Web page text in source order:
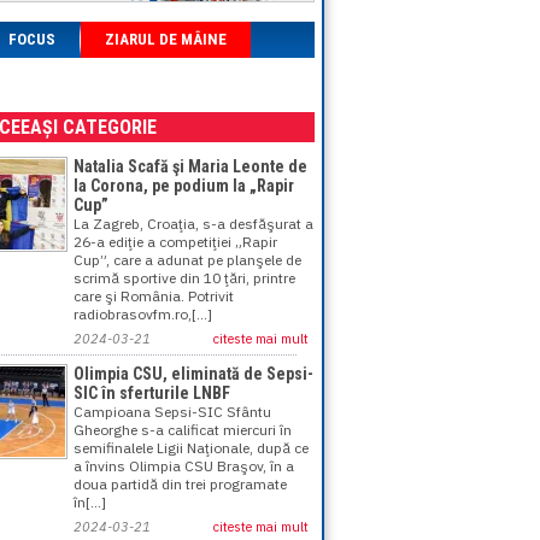
FOCUS ZIARUL DE MÂINE
CATEGORIE
Natalia Scafă şi Maria Leonte de
la Corona, pe podium la „Rapir
Cup”
La Zagreb, Croaţia, s-a desfăşurat a
26-a ediţie a competiţiei „Rapir
Cup”, care a adunat pe planşele de
scrimă sportive din 10 ţări, printre
care şi România. Potrivit
radiobrasovfm.ro,[...]
2024-03-21 citeste mai mult
Olimpia CSU, eliminată de Sepsi-
SIC în sferturile LNBF
Campioana Sepsi-SIC Sfântu
Gheorghe s-a calificat miercuri în
semifinalele Ligii Naţionale, după ce
a învins Olimpia CSU Braşov, în a
doua partidă din trei programate
în[...]
2024-03-21 citeste mai mult